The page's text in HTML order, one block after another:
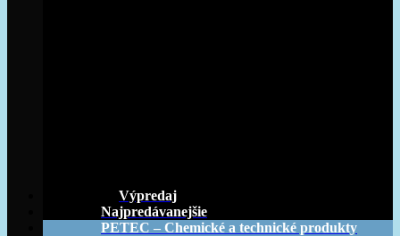
Výpredaj
Najpredávanejšie
PETEC – Chemické a technické produkty